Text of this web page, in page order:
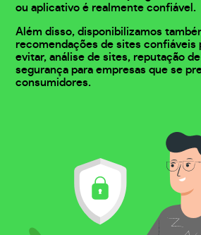
ou aplicativo é realmente confiável.
Além disso, disponibilizamos
recomendações de sites confiáveis
evitar, análise de sites, reputação
segurança para empresas que se
consumidores.